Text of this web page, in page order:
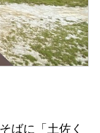
ばに「土佐く